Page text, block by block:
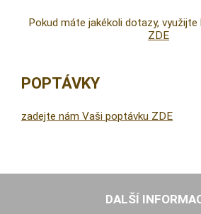
Pokud máte jakékoli dotazy,
ZDE
POPTÁVKY
zadejte nám Vaši poptávku ZDE
DALŠÍ